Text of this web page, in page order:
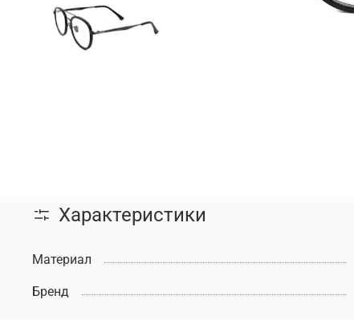
Характеристики
Материал
Бренд